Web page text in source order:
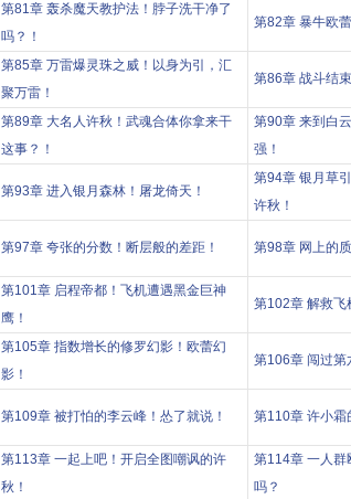
第81章 轰杀魔天教护法！脖子洗干净了
吗？！
第82章 暴牛欧
第85章 万雷爆灵珠之威！以身为引，汇
聚万雷！
第86章 战斗结
第89章 大名人许秋！武魂合体你拿来干
这事？！
第90章 来到白
强！
第93章 进入银月森林！屠龙倚天！
第94章 银月草
许秋！
第97章 夸张的分数！断层般的差距！ 第98章 网上的
第101章 启程帝都！飞机遭遇黑金巨神
鹰！
第102章 解救飞
第105章 指数增长的修罗幻影！欧蕾幻
影！
第106章 闯过第
第109章 被打怕的李云峰！怂了就说！ 第110章 许小霜
第113章 一起上吧！开启全图嘲讽的许
秋！
第114章 一人群
吗？